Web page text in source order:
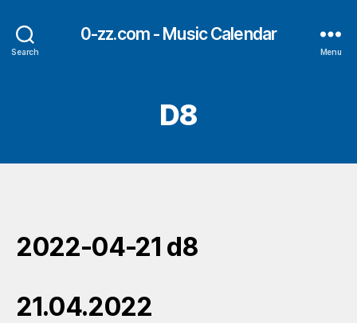
Search
0-zz.com - Music Calendar
Menu
D8
2022-04-21 d8
21.04.2022